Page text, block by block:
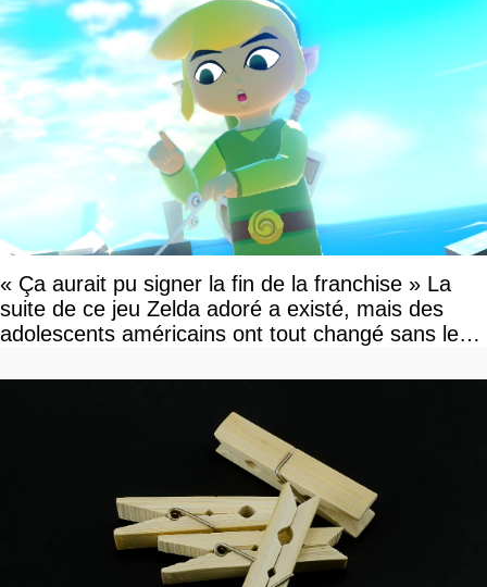
« Ça aurait pu signer la fin de la franchise » La
suite de ce jeu Zelda adoré a existé, mais des
adolescents américains ont tout changé sans le